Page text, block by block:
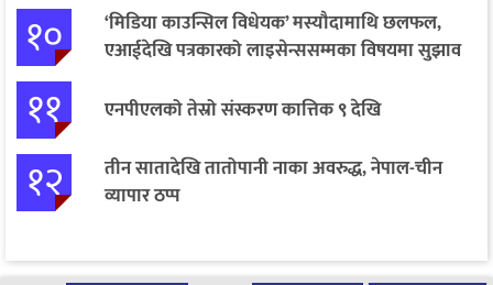
१०
‘मिडिया काउन्सिल विधेयक’ मस्यौदामाथि छलफल,
एआईदेखि पत्रकारको लाइसेन्ससम्मका विषयमा सुझाव
११ एनपीएलको तेस्रो संस्करण कात्तिक ९ देखि
१२
तीन सातादेखि तातोपानी नाका अवरुद्ध, नेपाल-चीन
व्यापार ठप्प